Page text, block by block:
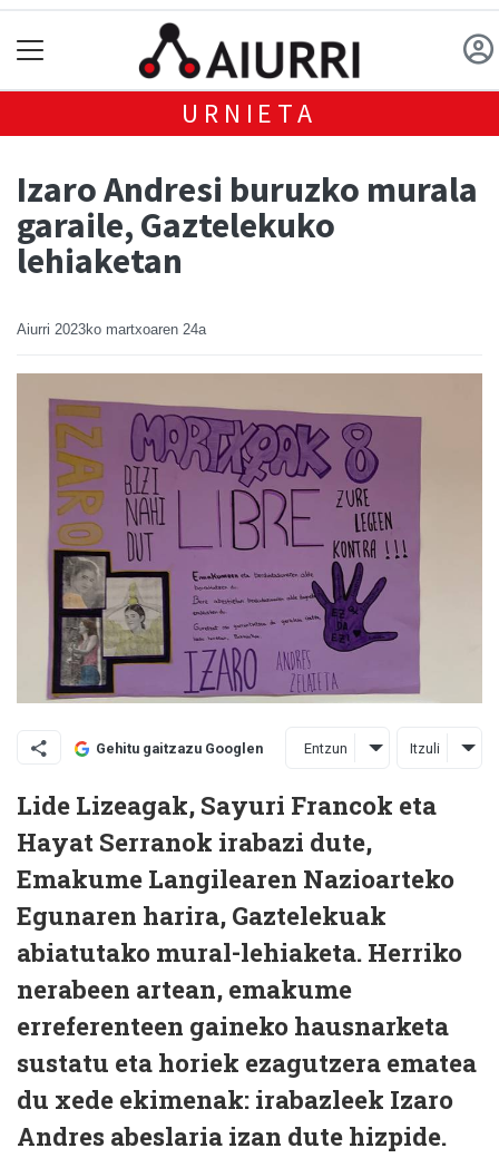
URNIETA
Izaro Andresi buruzko murala
garaile, Gaztelekuko
lehiaketan
Aiurri 2023ko martxoaren 24a
Gehitu gaitzazu Googlen Entzun Itzuli
Lide Lizeagak, Sayuri Francok eta
Hayat Serranok irabazi dute,
Emakume Langilearen Nazioarteko
Egunaren harira, Gaztelekuak
abiatutako mural-lehiaketa. Herriko
nerabeen artean, emakume
erreferenteen gaineko hausnarketa
sustatu eta horiek ezagutzera ematea
du xede ekimenak: irabazleek Izaro
Andres abeslaria izan dute hizpide.